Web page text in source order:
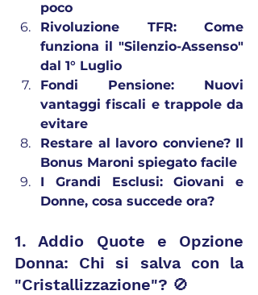
poco
Rivoluzione TFR: Come
funziona il "Silenzio-Assenso"
dal 1° Luglio
Fondi Pensione: Nuovi
vantaggi fiscali e trappole da
evitare
Restare al lavoro conviene? Il
Bonus Maroni spiegato facile
I Grandi Esclusi: Giovani e
Donne, cosa succede ora?
1. Addio Quote e Opzione
Donna: Chi si salva con la
"Cristallizzazione"? 🚫